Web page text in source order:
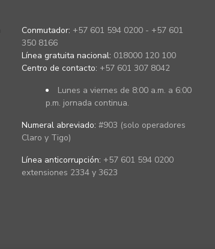
Conmutador: +57 601 594 0200 - +57 601
350 8166
Línea gratuita nacional: 018000 120 100
Centro de contacto: +57 601 307 8042
Lunes a viernes de 8:00 a.m. a 6:00
p.m. jornada continua.
Numeral abreviado: #903 (solo operadores
Claro y Tigo)
Línea anticorrupción: +57 601 594 0200
extensiones 2334 y 3623